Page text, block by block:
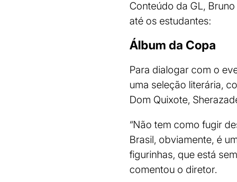
Conteúdo da GL,
até os estudantes:
Álbum da Copa
Para dialogar com o
uma seleção literária,
Dom Quixote,
“Não tem como fugir
Brasil, obviamente, é
figurinhas, que está
comentou o diretor.